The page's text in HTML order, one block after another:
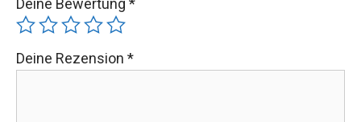
Deine Bewertung *
Deine Rezension *